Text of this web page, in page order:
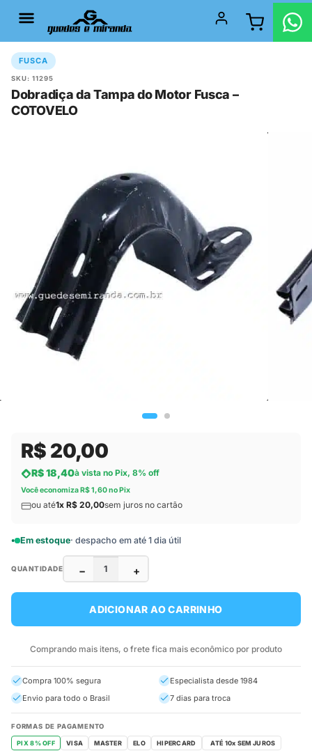
FUSCA
SKU: 11295
Dobradiça da Tampa do Motor Fusca –
COTOVELO
R$ 20,00
R$ 18,40à vista no Pix, 8% off
Você economiza R$ 1,60 no Pix
ou até1x R$ 20,00sem juros no cartão
Em estoque· despacho em até 1 dia útil
QUANTIDADE − +
ADICIONAR AO CARRINHO
Comprando mais itens, o frete fica mais econômico por produto
Compra 100% segura
Especialista desde 1984
Envio para todo o Brasil
7 dias para troca
FORMAS DE PAGAMENTO
PIX 8% OFF VISA MASTER ELO HIPERCARD